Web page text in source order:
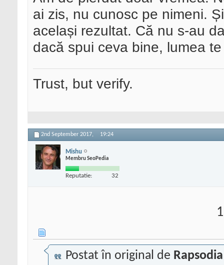
ai zis, nu cunosc pe nimeni.
același rezultat. Că nu s-au
dacă spui ceva bine, lumea
Trust, but verify.
2nd September 2017, 19:24
Mishu
Membru SeoPedia
Reputatie: 32
Postat în original de Rapsodia